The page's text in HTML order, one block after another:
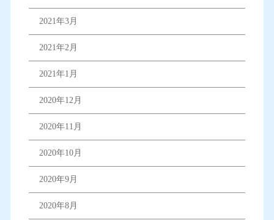
2021年3月
2021年2月
2021年1月
2020年12月
2020年11月
2020年10月
2020年9月
2020年8月